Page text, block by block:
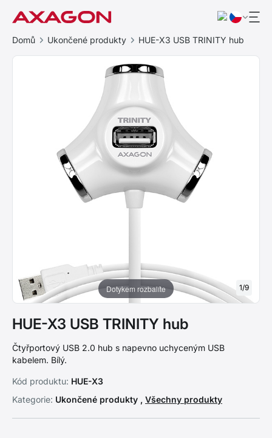
Domů Ukončené produkty HUE-X3 USB TRINITY hub
Dotykem rozbalíte 1/9
HUE-X3 USB TRINITY hub
Čtyřportový USB 2.0 hub s napevno uchyceným USB
kabelem. Bílý.
Kód produktu: HUE-X3
Kategorie: Ukončené produkty , Všechny produkty